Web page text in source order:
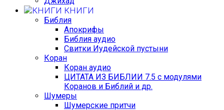
КНИГИ
Библия
Апокрифы
Библия аудио
Свитки Иудейской пустыни
Коран
Коран аудио
ЦИТАТА ИЗ БИБЛИИ 7.5 с модулями
Коранов и Библий и др.
Шумеры
Шумерские притчи